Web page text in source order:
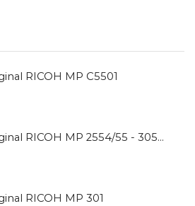
RICOH MP C5501
Toner Original RICOH MP 2554/55 - 3054/55
RICOH MP 301